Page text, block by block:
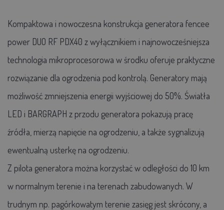
Kompaktowa i nowoczesna konstrukcja generatora fencee
power DUO RF PDX40 z wyłącznikiem i najnowocześniejsza
technologia mikroprocesorowa w środku oferuje praktyczne
rozwiązanie dla ogrodzenia pod kontrolą. Generatory mają
możliwość zmniejszenia energii wyjściowej do 50%. Światła
LED i BARGRAPH z przodu generatora pokazują pracę
źródła, mierzą napięcie na ogrodzeniu, a także sygnalizują
ewentualną usterkę na ogrodzeniu.
Z pilota generatora można korzystać w odległości do 10 km
w normalnym terenie i na terenach zabudowanych. W
trudnym np. pagórkowatym terenie zasięg jest skrócony, a